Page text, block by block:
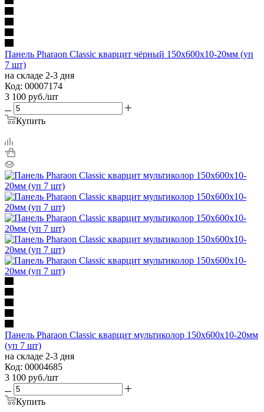
Панель Pharaon Classic кварцит чёрный 150х600х10-20мм (уп
7 шт)
на складе 2-3 дня
Код: 00007174
3 100 руб./шт
Купить
Панель Pharaon Classic кварцит мультиколор 150х600х10-20мм
(уп 7 шт)
на складе 2-3 дня
Код: 00004685
3 100 руб./шт
Купить